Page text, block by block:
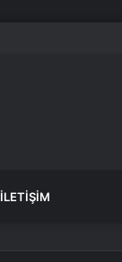
İLETIŞIM